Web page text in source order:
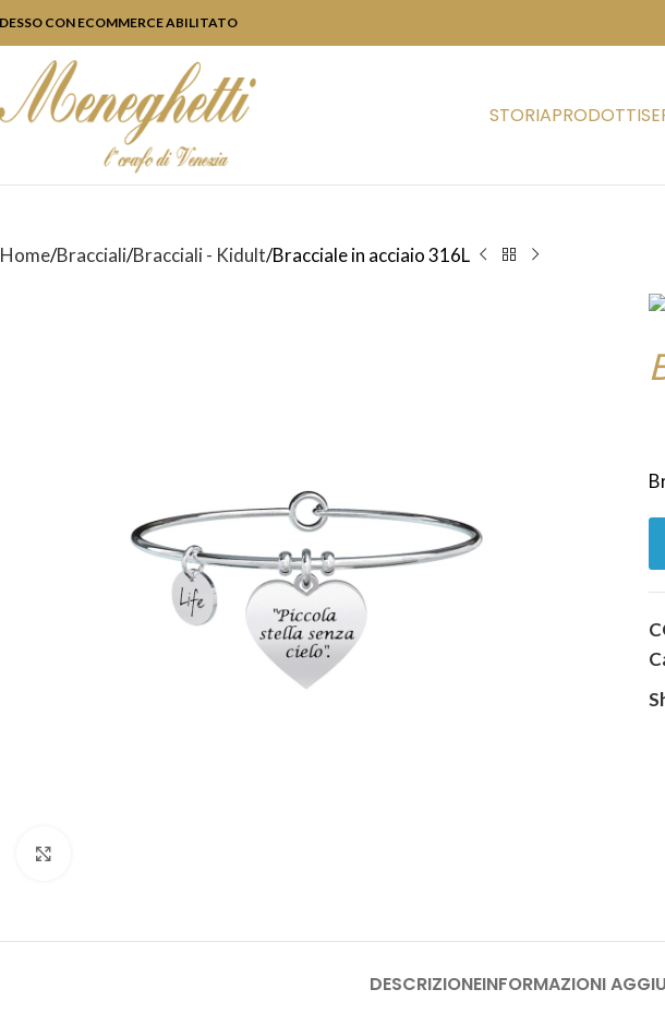
CON ECOMMERCE ABILITATO
STORIAPRODOTTI
Home Bracciali Bracciali - Kidult Bracciale in acciaio 316L
DESCRIZIONEINFORMAZIONI